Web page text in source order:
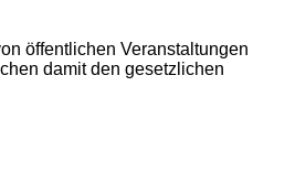
öffentlichen Veranstaltungen
damit den gesetzlichen